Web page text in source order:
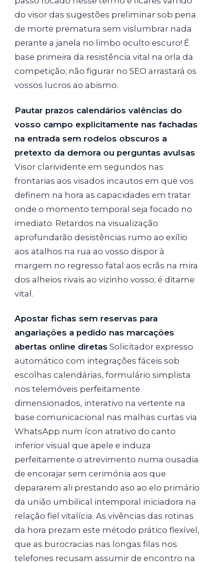
do visor das sugestões preliminar sob pena
de morte prematura sem vislumbrar nada
perante a janela no limbo oculto escuro! É
base primeira da resistência vital na orla da
competição; não figurar no SEO arrastará os
vossos lucros ao abismo.
Pautar prazos calendários valências do
vosso campo explicitamente nas fachadas
na entrada sem rodeios obscuros a
pretexto da demora ou perguntas avulsas
Visor clarividente em segundos nas
frontarias aos visados incautos em que vos
definem na hora as capacidades em tratar
onde o momento temporal seja focado no
imediato. Retardos na visualização
aprofundarão desistências rumo ao exílio
aos atalhos na rua ao vosso dispor à
margem no regresso fatal aos ecrãs na mira
dos alheios rivais ao vizinho vosso; é ditame
vital.
Apostar fichas sem reservas para
angariações a pedido nas marcações
abertas online diretas Solicitador expresso
automático com integrações fáceis sob
escolhas calendárias, formulário simplista
nos telemóveis perfeitamente
dimensionados, interativo na vertente na
base comunicacional nas malhas curtas via
WhatsApp num ícon atrativo do canto
inferior visual que apele e induza
perfeitamente o atrevimento numa ousadia
de encorajar sem cerimónia aos que
depararem ali prestando aso ao elo primário
da união umbilical intemporal iniciadora na
relação fiel vitalícia. As vivências das rotinas
da hora prezam este método prático flexível,
que as burocracias nas longas filas nos
telefones recusam assumir de encontro na